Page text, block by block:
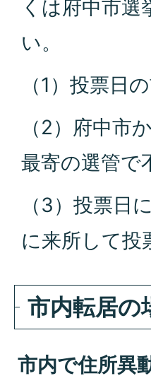
くは府中市
い。
（1）投票日
（2）府中市
最寄の選管で
（3）投票日
に来所して投
市内転居の
市内で住所異